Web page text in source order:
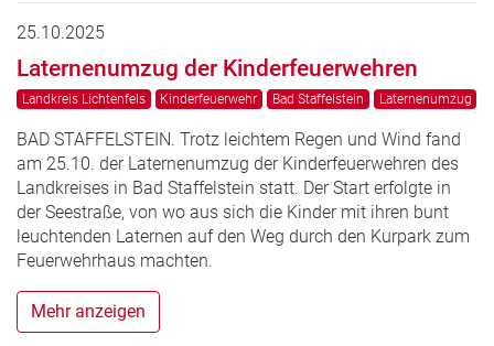
25.10.2025
Laternenumzug der Kinderfeuerwehren
Landkreis Lichtenfels Kinderfeuerwehr Bad Staffelstein Laternenumzug
BAD STAFFELSTEIN. Trotz leichtem Regen und Wind fand
am 25.10. der Laternenumzug der Kinderfeuerwehren des
Landkreises in Bad Staffelstein statt. Der Start erfolgte in
der Seestraße, von wo aus sich die Kinder mit ihren bunt
leuchtenden Laternen auf den Weg durch den Kurpark zum
Feuerwehrhaus machten.
Mehr anzeigen